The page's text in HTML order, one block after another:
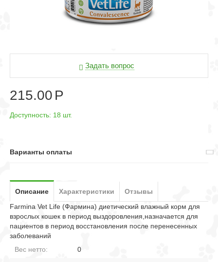
Задать вопрос
215.00 Р
Доступность: 18 шт.
Варианты оплаты
Описание Характеристики
Отзывы
Farmina Vet Life (Фармина) диетический влажный корм для
взрослых кошек в период выздоровления,назначается для
пациентов в период восстановления после перенесенных
заболеваний
Вес нетто:
0